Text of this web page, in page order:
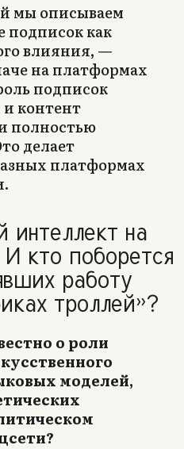
мы описываем
подписок как
влияния, —
на платформах
подписок
и контент
полностью
делает
платформах
интеллект на
кто поборется
работу
троллей»?
о роли
моделей,